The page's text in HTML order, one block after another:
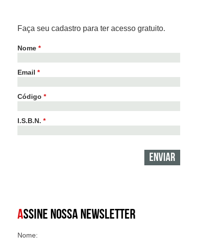
Faça seu cadastro para ter acesso gratuito.
Nome *
Email *
Código *
I.S.B.N. *
ASSINE NOSSA NEWSLETTER
Nome: